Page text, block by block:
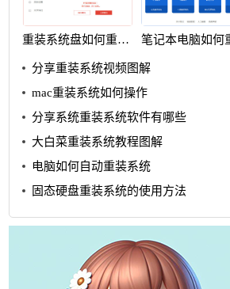
重装系统盘如何重装
笔记本电脑如何
分享重装系统视频图解
mac重装系统如何操作
分享系统重装系统软件有哪些
大白菜重装系统教程图解
电脑如何自动重装系统
固态硬盘重装系统的使用方法